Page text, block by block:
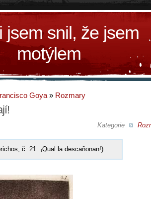
jsem snil, že jsem
motýlem
Goya » Rozmary
Kategorie
č. 21: ¡Qual la descañonan!)